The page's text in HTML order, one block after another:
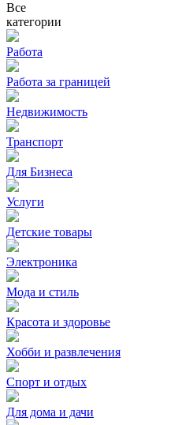
Все
категории
Работа
Работа за границей
Недвижимость
Транспорт
Для Бизнеса
Услуги
Детские товары
Электроника
Мода и стиль
Красота и здоровье
Хобби и развлечения
Спорт и отдых
Для дома и дачи